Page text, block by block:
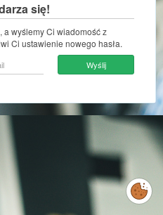
się!
wyślemy Ci wiadomość z
Ci ustawienie nowego hasła.
Wyślij
Zarządzaj
preferencjami
cookies